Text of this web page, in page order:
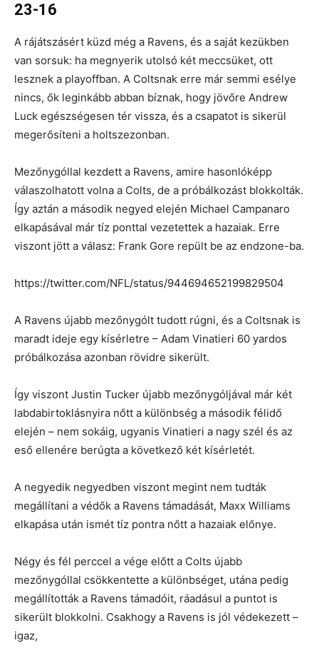
23-16
A rájátszásért küzd még a Ravens, és a saját kezükben
van sorsuk: ha megnyerik utolsó két meccsüket, ott
lesznek a playoffban. A Coltsnak erre már semmi esélye
nincs, ők leginkább abban bíznak, hogy jövőre Andrew
Luck egészségesen tér vissza, és a csapatot is sikerül
megerősíteni a holtszezonban.
Mezőnygóllal kezdett a Ravens, amire hasonlóképp
válaszolhatott volna a Colts, de a próbálkozást blokkolták.
Így aztán a második negyed elején Michael Campanaro
elkapásával már tíz ponttal vezetettek a hazaiak. Erre
viszont jött a válasz: Frank Gore repült be az endzone-ba.
https://twitter.com/NFL/status/944694652199829504
A Ravens újabb mezőnygólt tudott rúgni, és a Coltsnak is
maradt ideje egy kísérletre – Adam Vinatieri 60 yardos
próbálkozása azonban rövidre sikerült.
Így viszont Justin Tucker újabb mezőnygóljával már két
labdabirtoklásnyira nőtt a különbség a második félidő
elején – nem sokáig, ugyanis Vinatieri a nagy szél és az
eső ellenére berúgta a következő két kísérletét.
A negyedik negyedben viszont megint nem tudták
megállítani a védők a Ravens támadását, Maxx Williams
elkapása után ismét tíz pontra nőtt a hazaiak előnye.
Négy és fél perccel a vége előtt a Colts újabb
mezőnygóllal csökkentette a különbséget, utána pedig
megállították a Ravens támadóit, ráadásul a puntot is
sikerült blokkolni. Csakhogy a Ravens is jól védekezett –
igaz,